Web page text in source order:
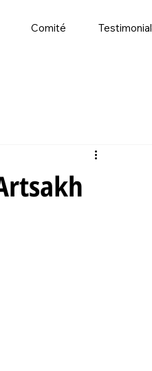
Comité